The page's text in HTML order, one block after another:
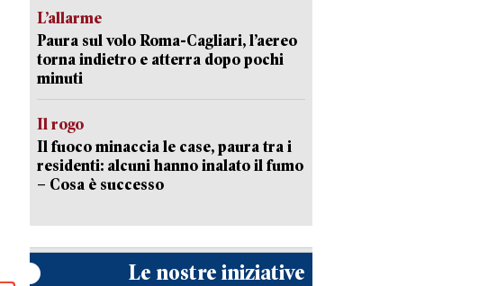
L’allarme
Paura sul volo Roma-Cagliari, l’aereo
torna indietro e atterra dopo pochi
minuti
Il rogo
Il fuoco minaccia le case, paura tra i
residenti: alcuni hanno inalato il fumo
– Cosa è successo
Le nostre iniziative